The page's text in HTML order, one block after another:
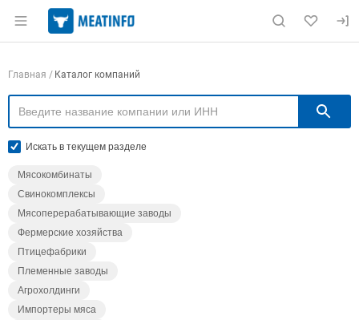
Раздел навигации по сайту meatinfo.ru
Навигация по компаниям
Главная Каталог компаний
Искать в текущем разделе
Мясокомбинаты
Свинокомплексы
Мясоперерабатывающие заводы
Фермерские хозяйства
Птицефабрики
Племенные заводы
Агрохолдинги
Импортеры мяса